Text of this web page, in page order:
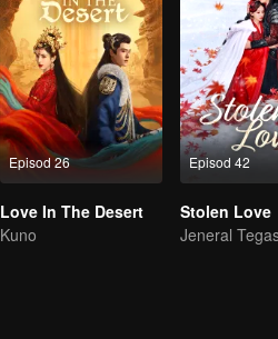
Episod 26
Love In The Desert
Kuno
Episod 42
Stolen Love